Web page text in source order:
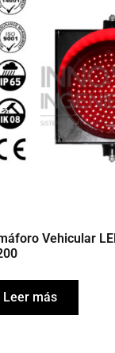
Vehicular
Leer más